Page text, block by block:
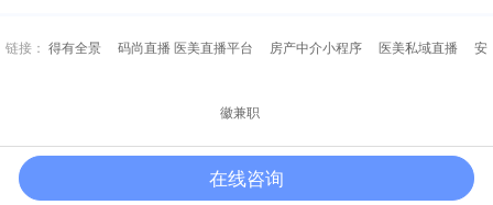
链接： 得有全景 码尚直播 医美直播平台 房产中介小程序 医美私域直播 安
徽兼职
Copyright (c) 2018-2028 河南有态度信息科技有限公司 All Rights Resreved.
在线咨询